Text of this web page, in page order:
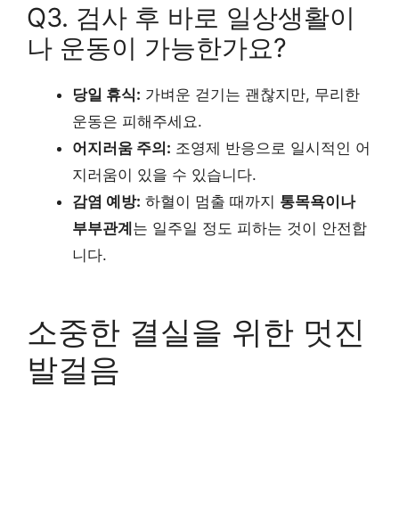
Q3. 검사 후 바로 일상생활이
나 운동이 가능한가요?
당일 휴식: 가벼운 걷기는 괜찮지만, 무리한
운동은 피해주세요.
어지러움 주의: 조영제 반응으로 일시적인 어
지러움이 있을 수 있습니다.
감염 예방: 하혈이 멈출 때까지 통목욕이나
부부관계는 일주일 정도 피하는 것이 안전합
니다.
소중한 결실을 위한 멋진
발걸음